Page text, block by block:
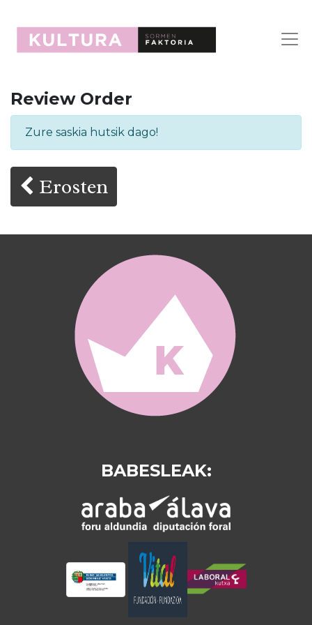
Review Order
Zure saskia hutsik dago!
Erosten
BABESLEAK: